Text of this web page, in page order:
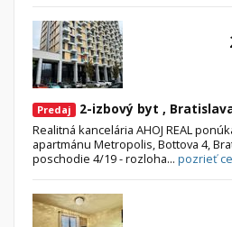
Predaj 2-izbový byt ,
Realitná kancelária AHOJ REAL
apartmánu Metropolis, Bottova 4,
poschodie 4/19 - rozloha... pozrieť